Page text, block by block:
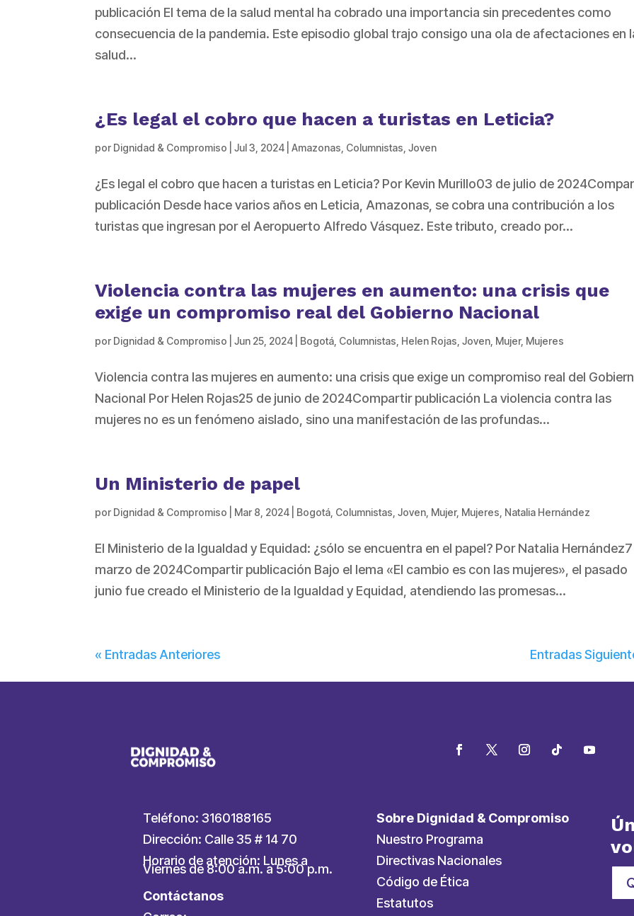
publicación El tema de la salud mental ha cobrado una importancia sin precedentes como
consecuencia de la pandemia. Este episodio global trajo consigo una ola de afectaciones en
salud...
¿Es legal el cobro que hacen a turistas en Leticia?
por Dignidad & Compromiso |Jul 3, 2024 |Amazonas Columnistas ,Joven
¿Es legal el cobro que hacen a turistas en Leticia? Por Kevin Murillo03 de julio de
publicación Desde hace varios años en Leticia, Amazonas, se cobra una contribución a los
turistas que ingresan por el Aeropuerto Alfredo Vásquez. Este tributo, creado por...
Violencia contra las mujeres en aumento: una crisis que
exige un compromiso real del Gobierno Nacional
por Dignidad & Compromiso |Jun 25, 2024 Bogotá Columnistas Helen Rojas ,Joven Mujer, Mujeres
Violencia contra las mujeres en aumento: una crisis que exige un compromiso real del
Nacional Por Helen Rojas25 de junio de 2024Compartir publicación La violencia contra las
mujeres no es un fenómeno aislado, sino una manifestación de las profundas...
Un Ministerio de papel
por Dignidad & Compromiso Mar 8, 2024 Bogotá Columnistas ,Joven Mujer, Mujeres Natalia Hernández
El Ministerio de la Igualdad y Equidad: ¿sólo se encuentra en el papel? Por Natalia
marzo de 2024Compartir publicación Bajo el lema «El cambio es con las mujeres», el pasado
junio fue creado el Ministerio de la Igualdad y Equidad, atendiendo las promesas...
« Entradas Anteriores Entradas
Teléfono: 3160188165
Dirección: Calle 35 # 14 70
Horario de atención: Lunes a
Viernes de 8:00 a.m. a 5:00 p.m.
Contáctanos
Sobre Dignidad & Compromiso
Nuestro Programa
Directivas Nacionales
Código de Ética
Estatutos